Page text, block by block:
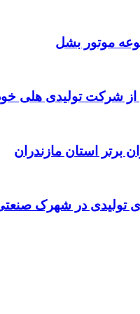
موتور بشل
از شرکت تولیدی هلی
برتر استان مازندران
تولیدی در شهرک